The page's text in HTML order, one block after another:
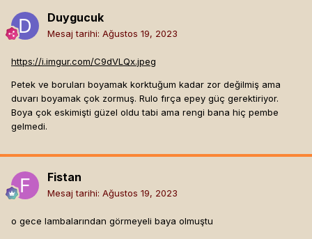
Duygucuk
Mesaj tarihi: Ağustos 19, 2023
https://i.imgur.com/C9dVLQx.jpeg
Petek ve boruları boyamak korktuğum kadar zor değilmiş ama
duvarı boyamak çok zormuş. Rulo fırça epey güç gerektiriyor.
Boya çok eskimişti güzel oldu tabi ama rengi bana hiç pembe
gelmedi.
Fistan
Mesaj tarihi: Ağustos 19, 2023
o gece lambalarından görmeyeli baya olmuştu